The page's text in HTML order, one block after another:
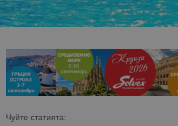
Чуйте статията: